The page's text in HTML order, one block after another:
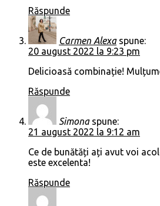
Răspunde
Carmen Alexa spune:
20 august 2022 la 9:23 pm
Delicioasă combinație!
Răspunde
Simona spune:
21 august 2022 la 9:12 am
Ce de bunătăți ați avut voi
este excelenta!
Răspunde